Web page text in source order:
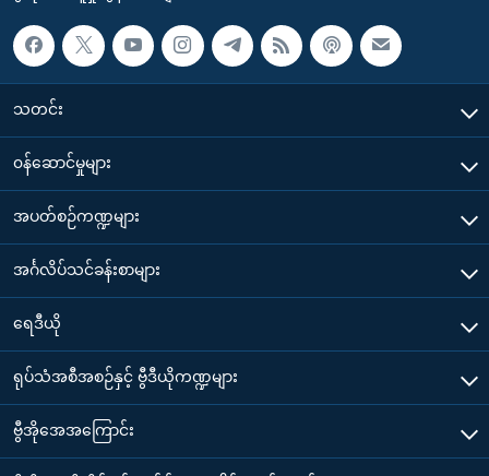
သတင်း
၀န်ဆောင်မှုများ
အပတ်စဉ်ကဏ္ဍများ
အင်္ဂလိပ်သင်ခန်းစာများ
ရေဒီယို
ရုပ်သံအစီအစဉ်နှင့် ဗွီဒီယိုကဏ္ဍများ
ဗွီအိုအေအကြောင်း